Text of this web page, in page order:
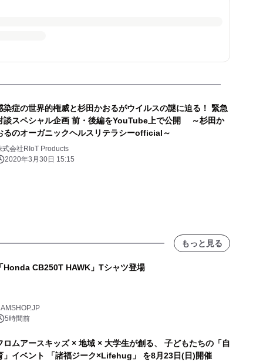
染症の世界的権威と杉田かおるがウイルスの謎に迫る！ 緊急
談スペシャル企画 前・後編をYouTube上で公開 ～杉田か
るのオーガニックヘルスリテラシーofficial～
式会社RIoT Products
2020年3月30日 15:15
もっと見る
Honda CB250T HAWK」Tシャツ登場
5時間前
ロムアースキッズ × 地域 × 大学生が創る、 子どもたちの「自
」イベント 「諸福ジーク×Lifehug」 を8月23日(日)開催